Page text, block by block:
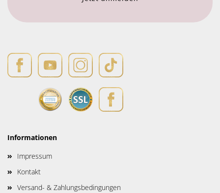
Informationen
Impressum
Kontakt
Versand- & Zahlungsbedingungen